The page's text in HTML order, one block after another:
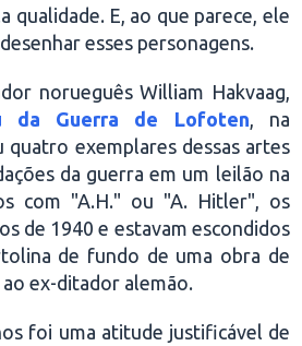
qualidade. E, ao que parece, ele
esses personagens.
norueguês William Hakvaag,
da Guerra de Lofoten, na
quatro exemplares dessas artes
da guerra em um leilão na
com "A.H." ou "A. Hitler", os
de 1940 e estavam escondidos
de fundo de uma obra de
ex-ditador alemão.
foi uma atitude justificável de